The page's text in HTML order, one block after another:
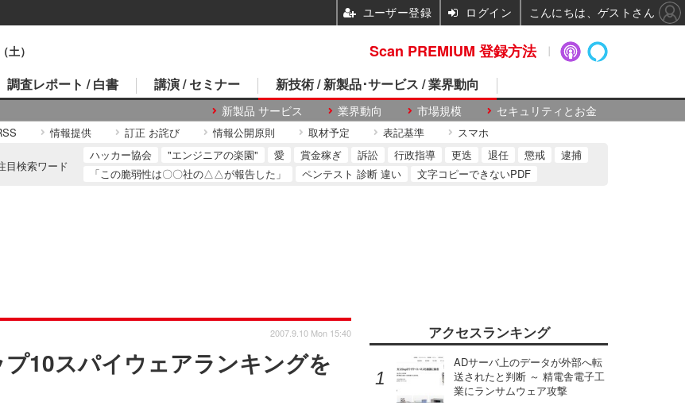
土）
調査レポート / 白書 講演 / セミナー 新技術 / 新製品･サービス / 業界動向
新製品 サービス 業界動向 市場規模 セキュリティとお金
情報提供 訂正 お詫び 情報公開原則 取材予定 表記基準 スマホ
目検索ワード
ハッカー協会 "エンジニアの楽園" 愛 賞金稼ぎ 訴訟 行政指導 更迭 退任 懲戒
逮捕
「この脆弱性は〇〇社の△△が報告した」
ペンテスト 診断 違い 文字コピーできないPDF
10スパイウェアランキングを
2007.9.10 Mon 15:40 アクセスランキング
ADサーバ上のデータが外部へ転
送されたと判断 ～ 精電舎電子工
業にランサムウェア攻撃
Scan PREMIUM 登録方法
ユーザー登録 ログイン こんにちは、ゲストさん